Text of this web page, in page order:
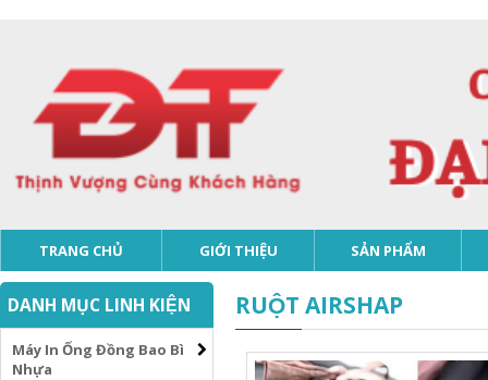
TRANG CHỦ GIỚI THIỆU SẢN PHẨM
DANH MỤC LINH KIỆN
Máy In Ống Đồng Bao Bì
Nhựa
RUỘT AIRSHAP